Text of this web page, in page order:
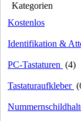
Kategorien
Kostenlos
Identifikation &
PC-Tastaturen (4)
Tastaturaufkleber